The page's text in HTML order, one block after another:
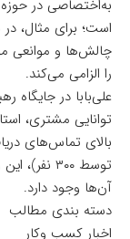
به‌اختصاصی در
است؛ برای مثال،
چالش‌ها و موانعی
را الزامی می‌کند.
علی‌بابا در جایگاه
توانایی مشتری،
توسط ۳۰۰
آن‌ها وجود دارد.
دسته بندی مطالب
اخبار کسب وکار